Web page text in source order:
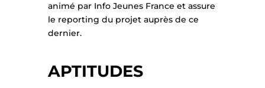
animé par Info Jeunes France et assure
le reporting du projet auprès de ce
dernier.
APTITUDES